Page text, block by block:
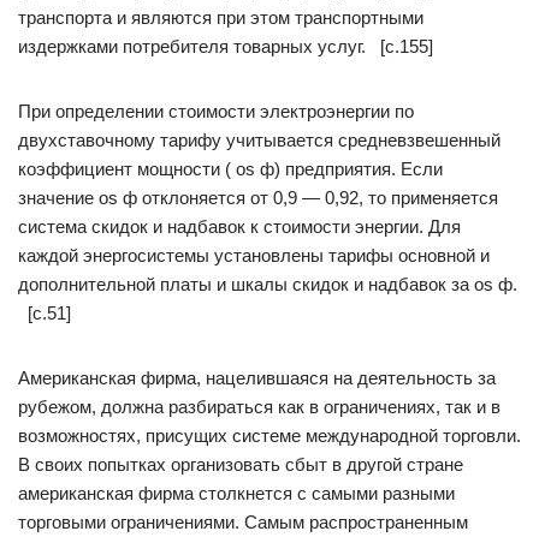
транспорта и являются при этом транспортными
издержками потребителя товарных услуг. [c.155]
При определении стоимости электроэнергии по
двухставочному тарифу учитывается средневзвешенный
коэффициент мощности ( os ф) предприятия. Если
значение os ф отклоняется от 0,9 — 0,92, то применяется
система скидок и надбавок к стоимости энергии. Для
каждой энергосистемы установлены тарифы основной и
дополнительной платы и шкалы скидок и надбавок за os ф.
[c.51]
Американская фирма, нацелившаяся на деятельность за
рубежом, должна разбираться как в ограничениях, так и в
возможностях, присущих системе международной торговли.
В своих попытках организовать сбыт в другой стране
американская фирма столкнется с самыми разными
торговыми ограничениями. Самым распространенным